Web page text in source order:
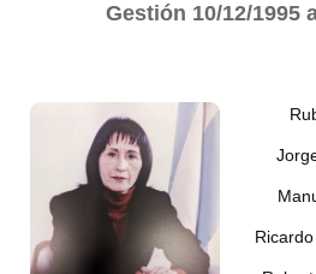
Gestión 10/12/1995